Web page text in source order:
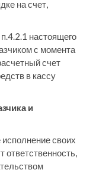
на счет,
настоящего
с момента
счет
в кассу
и
своих
ответственность,